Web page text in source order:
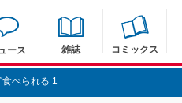
ース 雑誌 コミックス
べられる 1